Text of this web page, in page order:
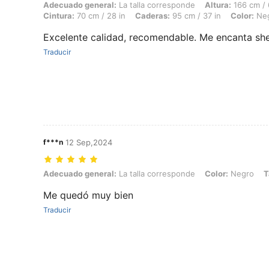
Adecuado general: La talla corresponde, Altura: 166 cm / 65 in,
Adecuado general: La talla corresponde Altura: 166 cm /
Cintura: 70 cm / 28 in Caderas: 95 cm / 37 in Color:
Excelente calidad, recomendable. Me encanta
Traducir
f***n 12 Sep,2024
Adecuado general: La talla corresponde, Color: Negro, Talla: M
Adecuado general: La talla corresponde Color: Negro
Me quedó muy bien
Traducir